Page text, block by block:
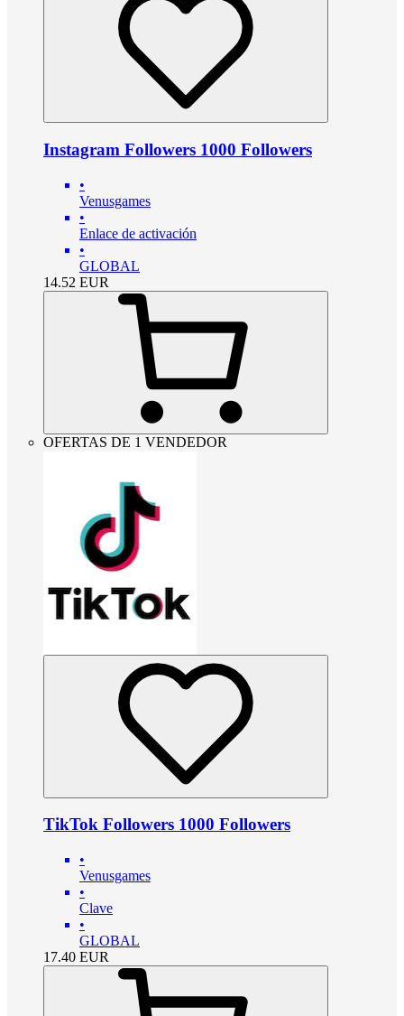
Instagram Followers 1000 Followers
•
Venusgames
•
Enlace de activación
•
GLOBAL
14.52 EUR
OFERTAS DE 1 VENDEDOR
TikTok Followers 1000 Followers
•
Venusgames
•
Clave
•
GLOBAL
17.40 EUR